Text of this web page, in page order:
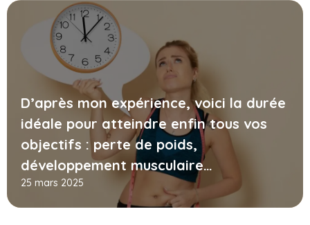
D’après mon expérience, voici la durée
idéale pour atteindre enfin tous vos
objectifs : perte de poids,
développement musculaire…
25 mars 2025